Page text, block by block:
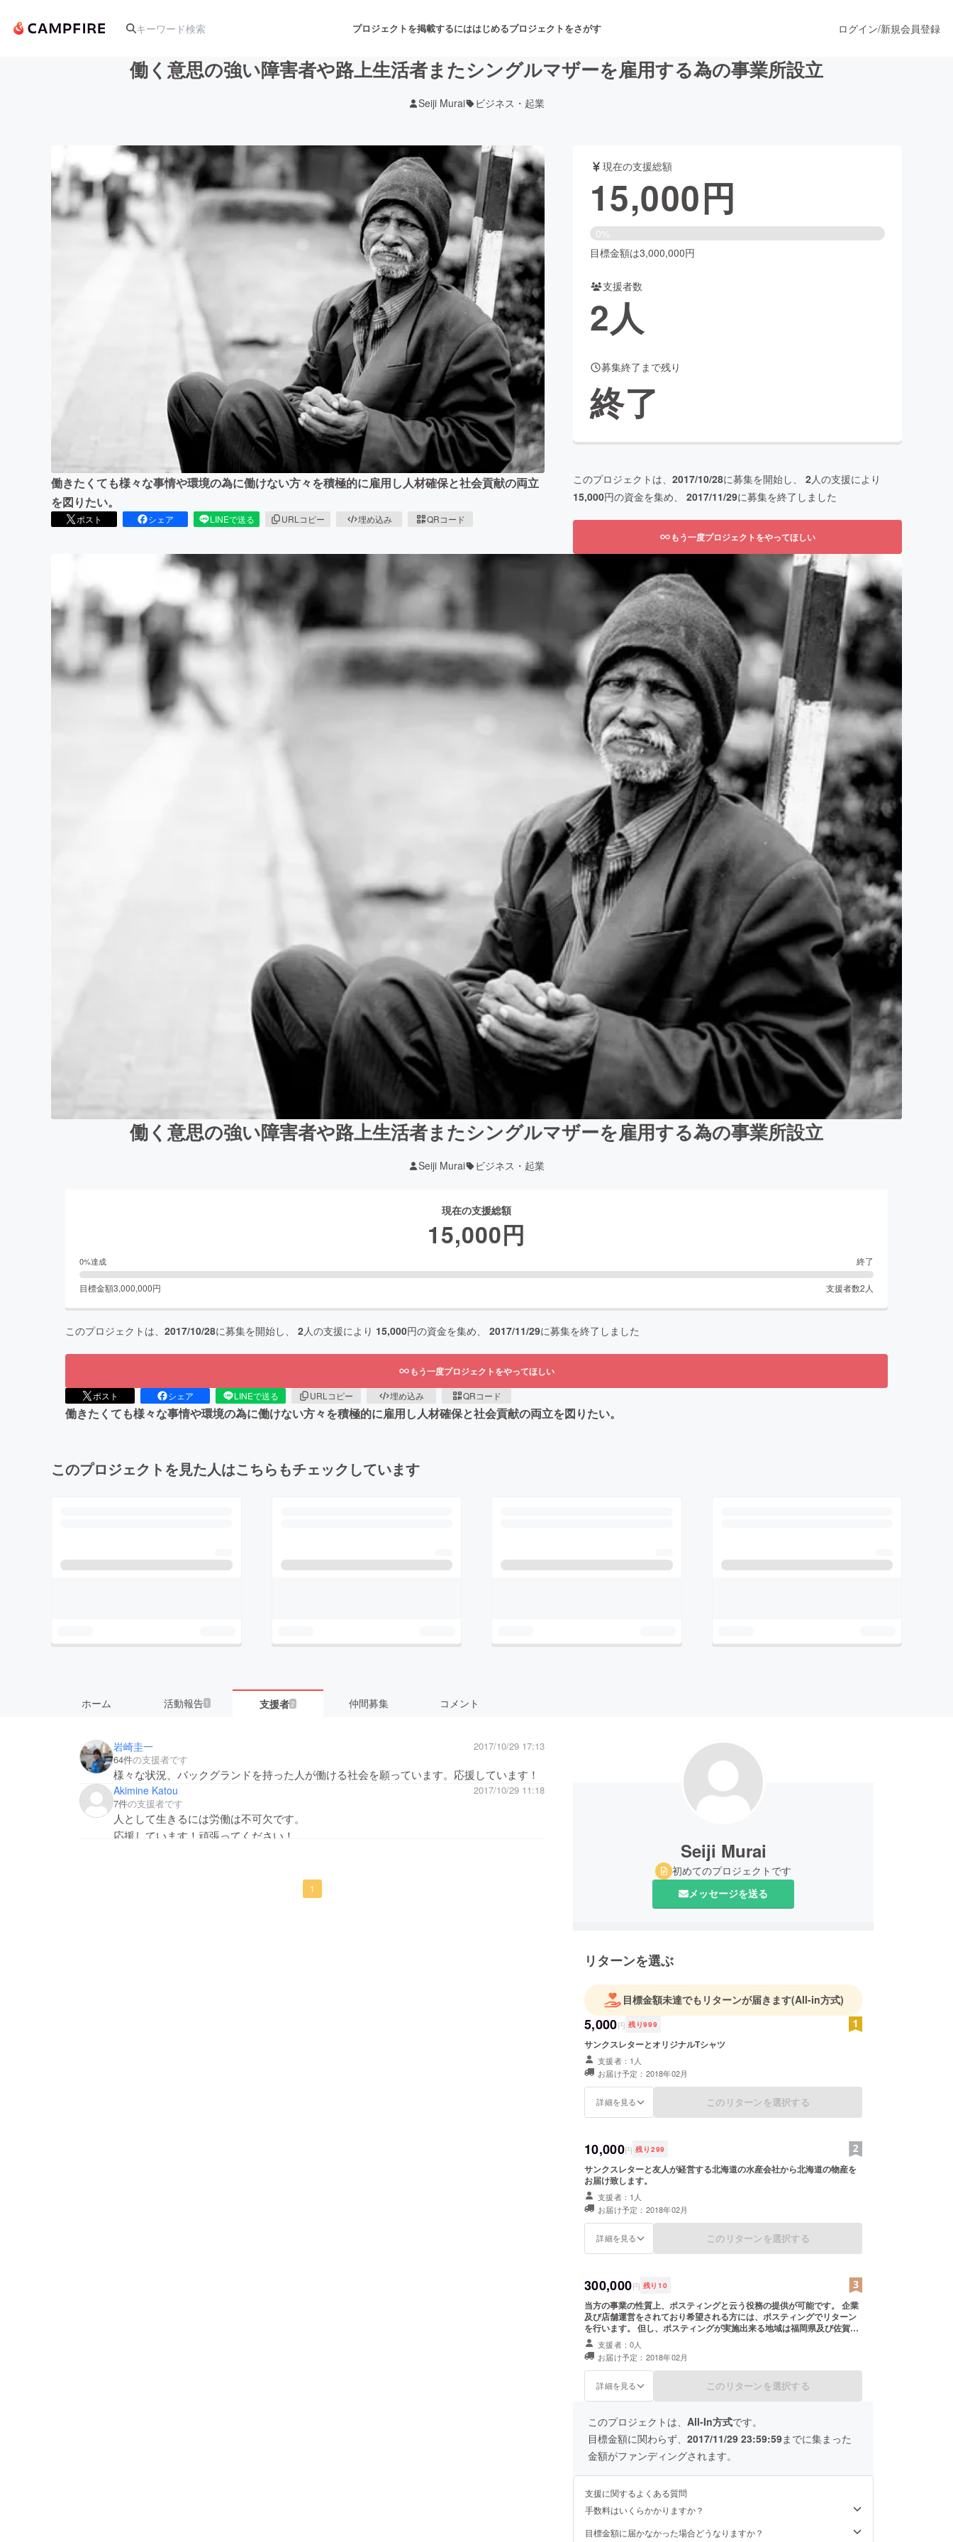
プロジェクトを掲載するにははじめるプロジェクトをさがす
アート・写真 舞台・パフォーマンス
テクノロジー・ガジェット ゲーム・サービス開発 フード・飲食店 ファッション
映像・映画 書籍・雑誌出版 アニメ・漫画
ビジネス・起業 チャレンジ ビューティー・ヘルスケア
まちづくり・地域活性化
CAMPFIRE for Social GoodCAMPFIRE Creation
CAMPFIREふるさと納税machi-ya
ログイン/新規会員登録
働く意思の強い障害者や路上生活者またシングルマザーを雇用する為の事業所設立
Seiji Murai ビジネス・起業
働きたくても様々な事情や環境の為に働けない方々を積極的に雇用し人材確保と社会貢献の両立
を図りたい。
ポスト シェア LINEで送る URLコピー 埋め込み QRコード
現在の支援総額
15,000円
0%
目標金額は3,000,000円
支援者数
2人
募集終了まで残り
終了
このプロジェクトは、 2017/10/28に募集を開始し、 2人の支援により
15,000円の資金を集め、 2017/11/29に募集を終了しました
もう一度プロジェクトをやってほしい
働く意思の強い障害者や路上生活者またシングルマザーを雇用する為の事業所設立
Seiji Murai ビジネス・起業
現在の支援総額
15,000円
0%達成 終了
目標金額3,000,000円 支援者数2 人
このプロジェクトは、 2017/10/28に募集を開始し、 2人の支援により 15,000円の資金を集め、 2017/11/29に募集を終了しました
もう一度プロジェクトをやってほしい
ポスト シェア LINEで送る URLコピー 埋め込み QRコード
働きたくても様々な事情や環境の為に働けない方々を積極的に雇用し人材確保と社会貢献の両立を図りたい。
このプロジェクトを見た人はこちらもチェックしています
ホーム 活動報告 1 支援者2 仲間募集 コメント
岩崎圭一
2017/10/29 17:13
64件の支援者です
様々な状況、バックグランドを持った人が働ける社会を願っています。応援しています！
Akimine Katou
2017/10/29 11:18
7件の支援者です
人として生きるには労働は不可欠です。
応援しています！頑張ってください！
1
Seiji Murai
初めてのプロジェクトです
メッセージを送る
リターンを選ぶ
目標金額未達でもリターンが届きます(All-in方式)
5,000円 残り999
サンクスレターとオリジナルTシャツ
支援者：1人
お届け予定：2018年02月
詳細を見る このリターンを選択する
10,000円 残り 299
サンクスレターと友人が経営する北海道の水産会社から北海道の物産を
お届け致します。
支援者：1人
お届け予定：2018年02月
詳細を見る このリターンを選択する
300,000円 残り10
当方の事業の性質上、ポスティングと云う役務の提供が可能です。 企業
及び店舗運営をされており希望される方には、ポスティングでリターン
を行います。 但し、ポスティングが実施出来る地域は福岡県及び佐賀県
の一部となります。 また、法令遵守の観点から性風俗や金融登録のない
金融機関のチラシはお断り致します。
支援者：0人
お届け予定：2018年02月
詳細を見る このリターンを選択する
このプロジェクトは、 All-In方式です。
目標金額に関わらず、 2017/11/29 23:59:59までに集まった
金額がファンディングされます。
支援に関するよくある質問
手数料はいくらかかりますか？
目標金額に届かなかった場合どうなりますか？